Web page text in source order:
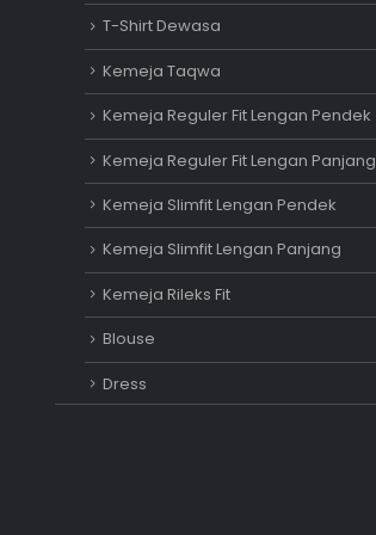
T-Shirt Dewasa
Kemeja Taqwa
Kemeja Reguler Fit Lengan Pendek
Kemeja Reguler Fit Lengan Panjang
Kemeja Slimfit Lengan Pendek
Kemeja Slimfit Lengan Panjang
Kemeja Rileks Fit
Blouse
Dress